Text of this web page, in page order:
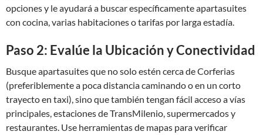
opciones y le ayudará a buscar específicamente apartasuites
con cocina, varias habitaciones o tarifas por larga estadía.
Paso 2: Evalúe la Ubicación y Conectividad
Busque apartasuites que no solo estén cerca de Corferias
(preferiblemente a poca distancia caminando o en un corto
trayecto en taxi), sino que también tengan fácil acceso a vías
principales, estaciones de TransMilenio, supermercados y
restaurantes. Use herramientas de mapas para verificar